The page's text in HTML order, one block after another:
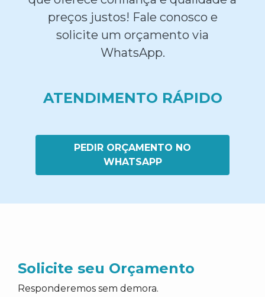
preços justos! Fale conosco e
solicite um orçamento via
WhatsApp.
ATENDIMENTO RÁPIDO
PEDIR ORÇAMENTO NO
WHATSAPP
Solicite seu Orçamento
Responderemos sem demora.